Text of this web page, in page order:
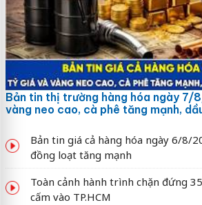
Bản tin thị trường hàng hóa ngày 7/
vàng neo cao, cà phê tăng mạnh,
Bản tin giá cả hàng hóa ngày 6/8/
đồng loạt tăng mạnh
Toàn cảnh hành trình chặn đứng
cấm vào TP.HCM